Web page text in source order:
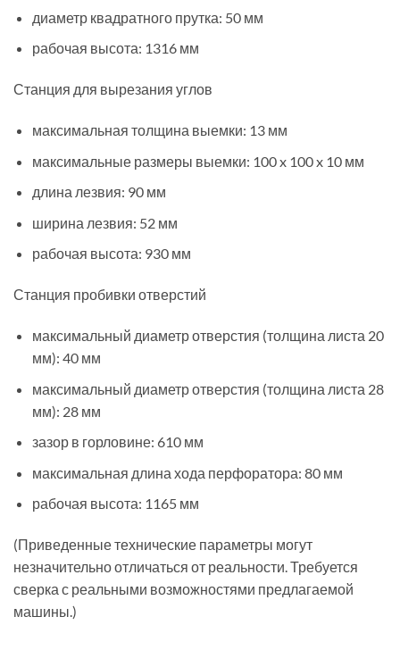
диаметр квадратного прутка: 50 мм
рабочая высота: 1316 мм
Станция для вырезания углов
максимальная толщина выемки: 13 мм
максимальные размеры выемки: 100 x 100 x 10 мм
длина лезвия: 90 мм
ширина лезвия: 52 мм
рабочая высота: 930 мм
Станция пробивки отверстий
максимальный диаметр отверстия (толщина листа 20
мм): 40 мм
максимальный диаметр отверстия (толщина листа 28
мм): 28 мм
зазор в горловине: 610 мм
максимальная длина хода перфоратора: 80 мм
рабочая высота: 1165 мм
(Приведенные технические параметры могут
незначительно отличаться от реальности. Требуется
сверка с реальными возможностями предлагаемой
машины.)